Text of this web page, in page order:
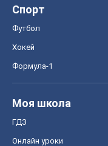
Спорт
Футбол
Хокей
Формула-1
Моя школа
ГДЗ
Онлайн уроки